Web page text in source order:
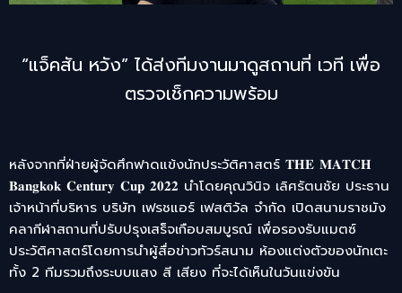
“แจ็คสัน หวัง” ได้ส่งทีมงานมาดูสถานที่ เวที เพื่อ
ตรวจเช็กความพร้อม
หลังจากที่ฝ่ายผู้จัดศึกฟาดแข้งนักประวัติศาสตร์ 𝐓𝐇𝐄 𝐌𝐀𝐓𝐂𝐇
𝐁𝐚𝐧𝐠𝐤𝐨𝐤 𝐂𝐞𝐧𝐭𝐮𝐫𝐲 𝐂𝐮𝐩 𝟐𝟎𝟐𝟐 นำโดยคุณวินิจ เลิศรัตนชัย ประธาน
เจ้าหน้าที่บริหาร บริษัท เฟรชแอร์ เฟสติวัล จำกัด เปิดสนามราชมัง
คลากีฬาสถานที่ปรับปรุงเสร็จเกือบสมบูรณ์ เพื่อรองรับแมตซ์
ประวัติศาสตร์โดยการนำผู้สื่อข่าวทัวร์สนาม ห้องแต่งตัวของนักเตะ
ทั้ง 2 ทีมรวมถึงระบบแสง สี เสียง ที่จะได้เห็นในวันแข่งขัน